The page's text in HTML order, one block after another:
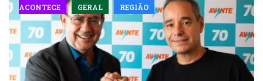
ACONTECE GERAL REGIÃO